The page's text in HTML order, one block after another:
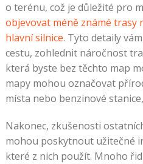
o terénu, což je důležité pro
objevovat méně známé trasy
hlavní silnice. Tyto detaily
cestu, zohlednit náročnost
která byste bez těchto map
mapy mohou označovat
místa nebo benzinové
Nakonec, zkušenosti
mohou poskytnout užitečné
které z nich použít. Mnoho